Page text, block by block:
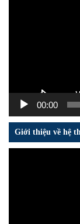
00:00
Giới thiệu về hệ